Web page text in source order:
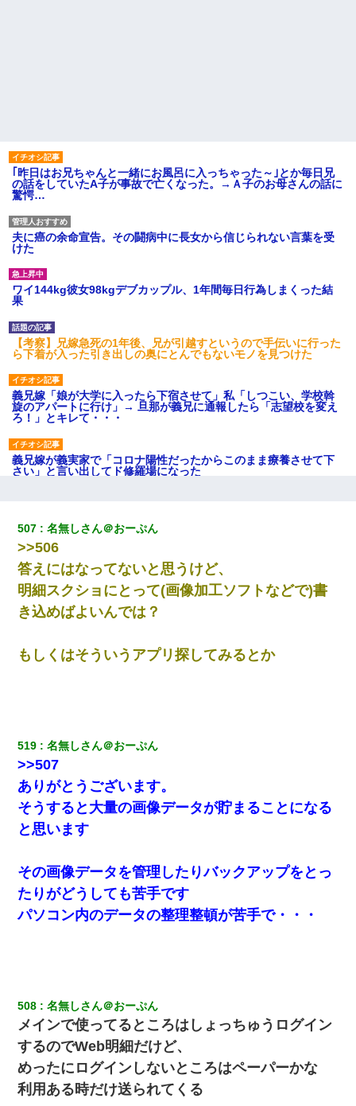
｢昨日はお兄ちゃんと一緒にお風呂に入っちゃった～｣とか毎日兄
の話をしていたA子が事故で亡くなった。→Ａ子のお母さんの話に
驚愕…
夫に癌の余命宣告。その闘病中に長女から信じられない言葉を受
けた
ワイ144kg彼女98kgデブカップル、1年間毎日行為しまくった結
果
【考察】兄嫁急死の1年後、兄が引越すというので手伝いに行った
ら下着が入った引き出しの奥にとんでもないモノを見つけた
義兄嫁「娘が大学に入ったら下宿させて」私「しつこい、学校斡
旋のアパートに行け」→ 旦那が義兄に通報したら「志望校を変え
ろ！」とキレて・・・
義兄嫁が義実家で「コロナ陽性だったからこのまま療養させて下
さい」と言い出してド修羅場になった
してます」って送ったら
200万を貸したコウトから、追加で400万の申し込み、私「無理。
義弟より娘たちが大事」旦那「娘たちが成人したら別れよう」私
（は？）
【身体で払わせて】女友達「ごめん、何も言わずにお金貸してく
ださい……」俺「いいよ！いくら？」女友達「10万円ぐら
い……」俺「ほい！10万！」→
日航機墜落事故の「ここからは日本語で大丈夫ですよ〜」の絶望
感がヤバイ・・・
俺「初対面でなに言ったか覚えてる？」嫁「臭いんだよ！キモオ
タ？だっけ？」俺「だいたい合ってる。で、なんで告白してきた
の？」→
テレワーク上司「会議中はカメラ付けろ！」女社員「え、事前連
絡無しは無理」上司「いいから付けろ！」→
近所のお寺に住み込みで手伝いしてる知的障害のオッサンがい
た。ある日、オッサンが火かき棒を持って顔を真っ赤にしながら
走り回っていて…
507 名無しさん＠おーぷん
>>506
答えにはなってないと思うけど、
明細スクショにとって(画像加工ソフトなどで)書
き込めばよいんでは？
もしくはそういうアプリ探してみるとか
519 名無しさん＠おーぷん
>>507
ありがとうございます。
そうすると大量の画像データが貯まることになる
と思います
その画像データを管理したりバックアップをとっ
たりがどうしても苦手です
パソコン内のデータの整理整頓が苦手で・・・
508 名無しさん＠おーぷん
メインで使ってるところはしょっちゅうログイン
するのでWeb明細だけど、
めったにログインしないところはペーパーかな
利用ある時だけ送られてくる